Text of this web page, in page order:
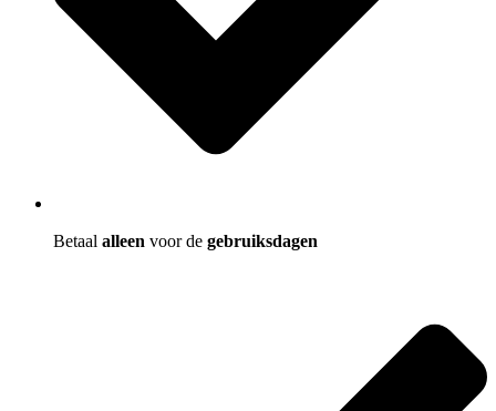
Betaal alleen voor de gebruiksdagen